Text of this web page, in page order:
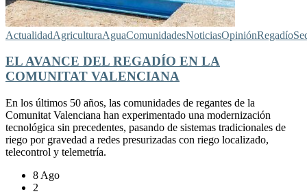
ActualidadAgriculturaAguaComunidadesNoticiasOpiniónRegadío
EL AVANCE DEL REGADÍO EN LA
COMUNITAT VALENCIANA
En los últimos 50 años, las comunidades de regantes de la
Comunitat Valenciana han experimentado una modernización
tecnológica sin precedentes, pasando de sistemas tradicionales de
riego por gravedad a redes presurizadas con riego localizado,
telecontrol y telemetría.
8 Ago
2